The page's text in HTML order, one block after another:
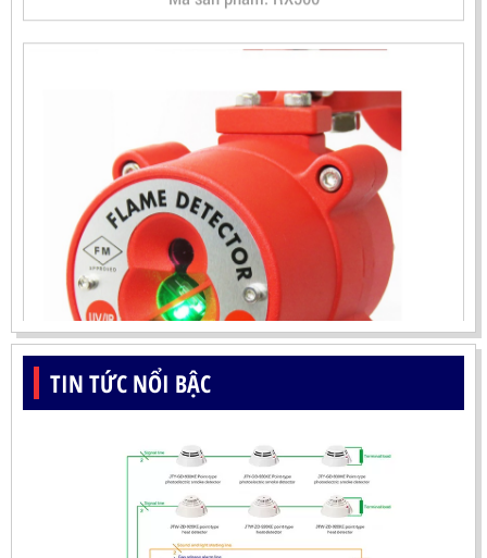
ĐẦU BÁO LỬA UV-IR CHỐNG NỔ-UX150 KOREA
Mã sản phẩm: UX150
TIN TỨC NỔI BẬC